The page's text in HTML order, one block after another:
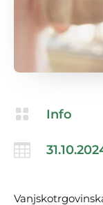
 Info
